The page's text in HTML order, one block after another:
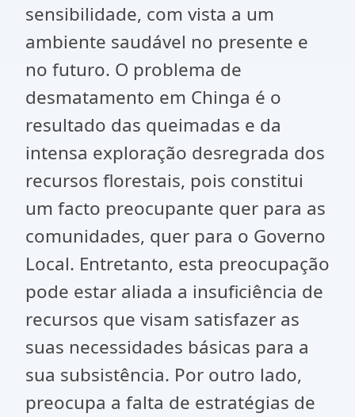
sensibilidade, com vista a um
ambiente saudável no presente e
no futuro. O problema de
desmatamento em Chinga é o
resultado das queimadas e da
intensa exploração desregrada dos
recursos florestais, pois constitui
um facto preocupante quer para as
comunidades, quer para o Governo
Local. Entretanto, esta preocupação
pode estar aliada a insuficiência de
recursos que visam satisfazer as
suas necessidades básicas para a
sua subsistência. Por outro lado,
preocupa a falta de estratégias de